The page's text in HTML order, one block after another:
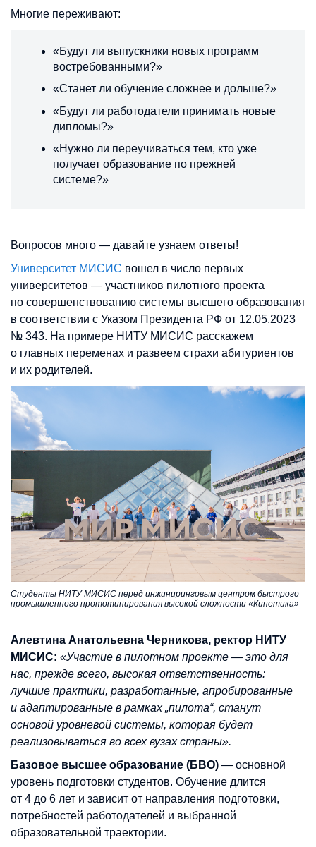
Многие переживают:
«Будут ли выпускники новых программ
востребованными?»
«Станет ли обучение сложнее и дольше?»
«Будут ли работодатели принимать новые
дипломы?»
«Нужно ли переучиваться тем, кто уже
получает образование по прежней
системе?»
Вопросов много — давайте узнаем ответы!
Университет МИСИС вошел в число первых
университетов — участников пилотного проекта
по совершенствованию системы высшего образования
в соответствии с Указом Президента РФ от 12.05.2023
№ 343. На примере НИТУ МИСИС расскажем
о главных переменах и развеем страхи абитуриентов
и их родителей.
Студенты НИТУ МИСИС перед инжиниринговым центром быстрого
промышленного прототипирования высокой сложности «Кинетика»
Алевтина Анатольевна Черникова, ректор НИТУ
МИСИС: «Участие в пилотном проекте — это для
нас, прежде всего, высокая ответственность:
лучшие практики, разработанные, апробированные
и адаптированные в рамках „пилота“, станут
основой уровневой системы, которая будет
реализовываться во всех вузах страны».
Базовое высшее образование (БВО) — основной
уровень подготовки студентов. Обучение длится
от 4 до 6 лет и зависит от направления подготовки,
потребностей работодателей и выбранной
образовательной траектории.